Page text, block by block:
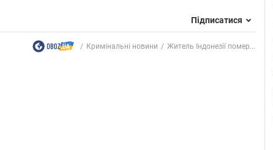
Підписатися
Кримінальні новини Житель Індонезії помер...